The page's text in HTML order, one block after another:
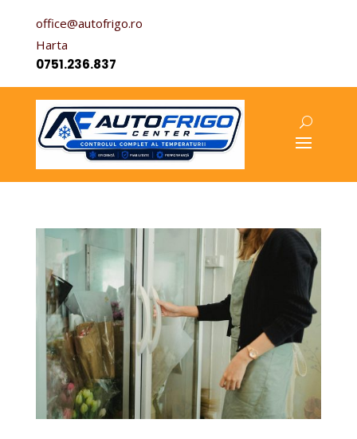
office@autofrigo.ro
Harta
0751.236.837